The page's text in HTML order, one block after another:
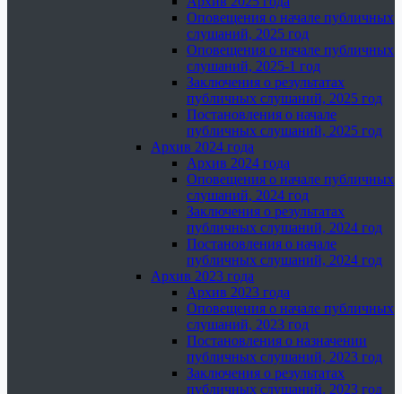
Оповещения о начале публичных
слушаний, 2025 год
Оповещения о начале публичных
слушаний, 2025-1 год
Заключения о результатах
публичных слушаний, 2025 год
Постановления о начале
публичных слушаний, 2025 год
Архив 2024 года
Архив 2024 года
Оповещения о начале публичных
слушаний, 2024 год
Заключения о результатах
публичных слушаний, 2024 год
Постановления о начале
публичных слушаний, 2024 год
Архив 2023 года
Архив 2023 года
Оповещения о начале публичных
слушаний, 2023 год
Постановления о назначении
публичных слушаний, 2023 год
Заключения о результатах
публичных слушаний, 2023 год